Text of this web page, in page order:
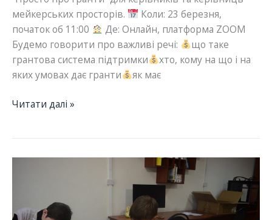
мейкерських просторів.
Коли: 23 березня,
початок об 11:00
Де: Онлайн, платформа ZOOM
Будемо говорити про важливі речі:
що таке
грантова система підтримки
хто, кому на що і на
яких умовах дає гранти
як має
23.03
Вікторією
Читати далі »